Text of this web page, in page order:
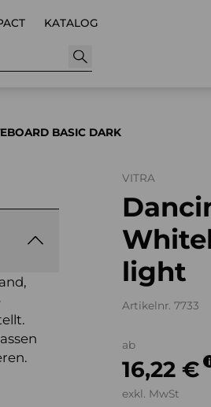
KATALOG
BASIC DARK
VITRA
light
Artikelnr. 7733
ab
16,22 €
exkl. MwSt